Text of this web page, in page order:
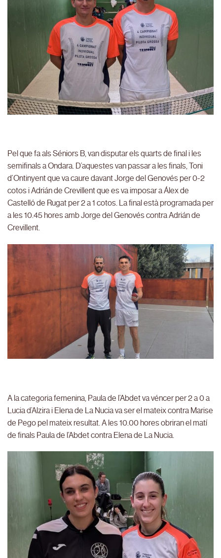
Pel que fa als Séniors B, van disputar els quarts de final i les
semifinals a Ondara. D’aquestes van passar a les finals, Toni
d’Ontinyent que va caure davant Jorge del Genovés per 0-2
cotos i Adrián de Crevillent que es va imposar a Álex de
Castelló de Rugat per 2 a 1 cotos. La final està programada per
a les 10.45 hores amb Jorge del Genovés contra Adrián de
Crevillent.
A la categoria femenina, Paula de l’Abdet va véncer per 2 a 0 a
Lucia d’Alzira i Elena de La Nucia va ser el mateix contra Marise
de Pego pel mateix resultat. A les 10.00 hores obriran el matí
de finals Paula de l’Abdet contra Elena de La Nucia.